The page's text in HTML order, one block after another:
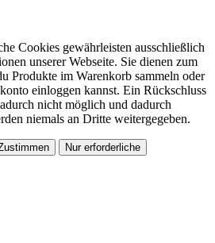
Cookies gewährleisten ausschließlich
unserer Webseite. Sie dienen zum
Produkte im Warenkorb sammeln oder
einloggen kannst. Ein Rückschluss
nicht möglich und dadurch
niemals an Dritte weitergegeben.
Nur erforderliche